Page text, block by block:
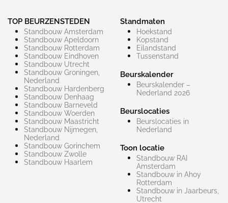
TOP BEURZENSTEDEN
Standbouw Amsterdam
Standbouw Apeldoorn
Standbouw Rotterdam
Standbouw Eindhoven
Standbouw Utrecht
Standbouw Groningen,
Nederland
Standbouw Hardenberg
Standbouw Denhaag
Standbouw Barneveld
Standbouw Woerden
Standbouw Maastricht
Standbouw Nijmegen,
Nederland
Standbouw Gorinchem
Standbouw Zwolle
Standbouw Haarlem
Standmaten
Hoekstand
Kopstand
Eilandstand
Tussenstand
Beurskalender
Beurskalender –
Nederland 2026
Beurslocaties
Beurslocaties in
Nederland
Toon locatie
Standbouw RAI
Amsterdam
Standbouw in Ahoy
Rotterdam
Standbouw in Jaarbeurs,
Utrecht